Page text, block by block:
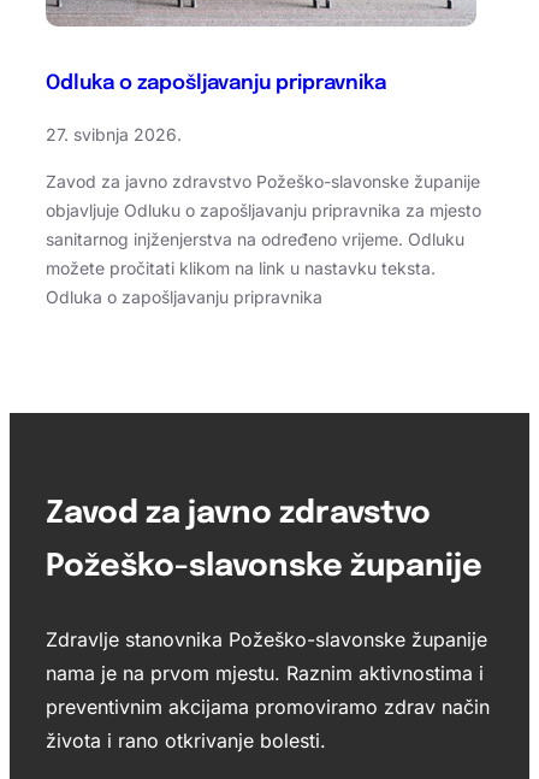
Odluka o zapošljavanju pripravnika
27. svibnja 2026.
Zavod za javno zdravstvo Požeško-slavonske županije
objavljuje Odluku o zapošljavanju pripravnika za mjesto
sanitarnog injženjerstva na određeno vrijeme. Odluku
možete pročitati klikom na link u nastavku teksta.
Odluka o zapošljavanju pripravnika
Zavod za javno zdravstvo
Požeško-slavonske županije
Zdravlje stanovnika Požeško-slavonske županije
nama je na prvom mjestu. Raznim aktivnostima i
preventivnim akcijama promoviramo zdrav način
života i rano otkrivanje bolesti.